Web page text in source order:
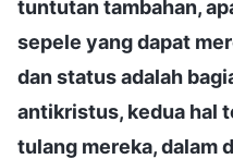
tuntutan tambahan,
sepele yang dapat
dan status adalah
antikristus, kedua hal
tulang mereka, dalam